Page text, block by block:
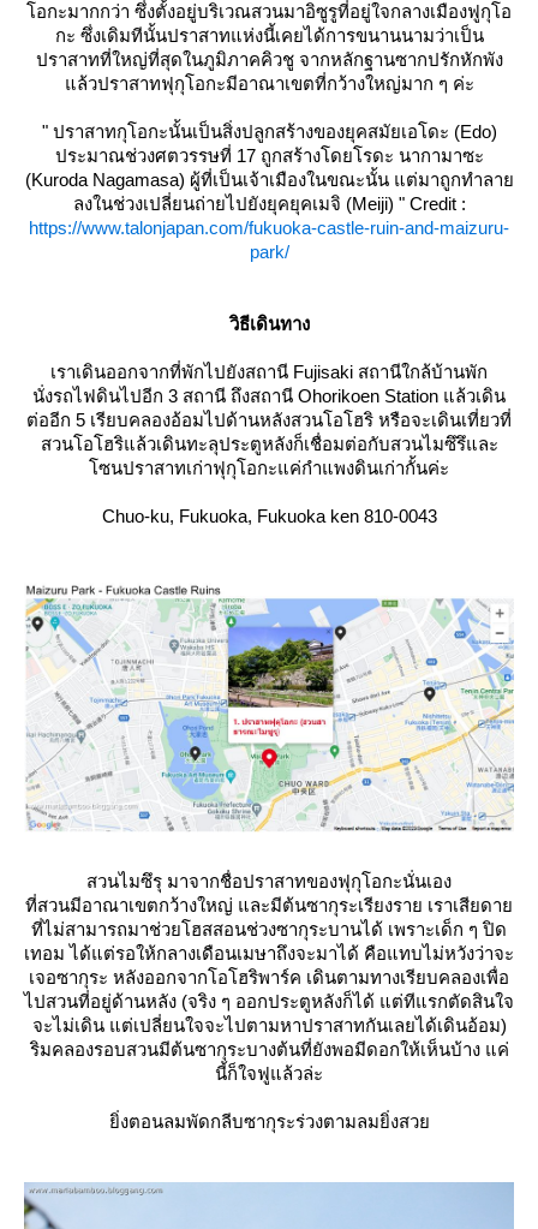
อกะมากกว่า ซึ่งตั้งอยู่บริเวณสวนมาอิซูรูที่อยู่ใจกลางเมืองฟูกุโอ
กะ ซึ่งเดิมทีนั้นปราสาทแห่งนี้เคยได้การขนานนามว่าเป็น
ปราสาทที่ใหญ่ที่สุดในภูมิภาคคิวชู จากหลักฐานซากปรักหักพัง
ล้วปราสาทฟุกุโอกะมีอาณาเขตที่กว้างใหญ่มาก ๆ ค่ะ
" ปราสาทกุโอกะนั้นเป็นสิ่งปลูกสร้างของยุคสมัยเอโดะ (Edo)
ประมาณช่วงศตวรรษที่ 17 ถูกสร้างโดยโรดะ นากามาซะ
(Kuroda Nagamasa) ผู้ที่เป็นเจ้าเมืองในขณะนั้น แต่มาถูกทำลา
ลงในช่วงเปลี่ยนถ่ายไปยังยุคยุคเมจิ (Meiji) " Credit :
https://www.talonjapan.com/fukuoka-castle-ruin-and-maizuru-
park/
วิธีเดินทาง
เราเดินออกจากที่พักไปยังสถานี Fujisaki สถานีใกล้บ้านพัก
นั่งรถไฟดินไปอีก 3 สถานี ถึงสถานี Ohorikoen Station แล้วเดิน
ต่ออีก 5 เรียบคลองอ้อมไปด้านหลังสวนโอโฮริ หรือจะเดินเที่ยวที่
สวนโอโฮริแล้วเดินทะลุประตูหลังก็เชื่อมต่อกับสวนไมซึรึและ
ซนปราสาทเก่าฟุกุโอกะแค่กำแพงดินเก่ากั้นค่ะ
Chuo-ku, Fukuoka, Fukuoka ken 810-0043
สวนไมซึรุ มาจากชื่อปราสาทของฟุกุโอกะนั่นเอง
ที่สวนมีอาณาเขตกว้างใหญ่ และมีต้นซากุระเรียงราย เราเสียดา
ที่ไม่สามารถมาช่วยโฮสสอนช่วงซากุระบานได้ เพราะเด็ก ๆ ปิด
เทอม ได้แต่รอให้กลางเดือนเมษาถึงจะมาได้ คือแทบไม่หวังว่าจะ
เจอซากุระ หลังออกจากโอโฮริพาร์ค เดินตามทางเรียบคลองเพื่อ
ไปสวนที่อยู่ด้านหลัง (จริง ๆ ออกประตูหลังก็ได้ แต่ทีแรกตัดสินใจ
จะไม่เดิน แต่เปลี่ยนใจจะไปตามหาปราสาทกันเลยได้เดินอ้อม)
ริมคลองรอบสวนมีต้นซากุระบางต้นที่ยังพอมีดอกให้เห็นบ้าง แค่
นี้ก็ใจฟูแล้วล่ะ
ิ่งตอนลมพัดกลีบซากุระร่วงตามลมยิ่งสว